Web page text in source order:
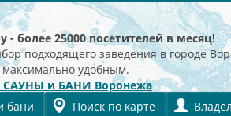
- более 25000 посетителей в месяц!
подходящего заведения в городе
удобным.
САУНЫ и БАНИ Воронежа
бани
Поиск по карте